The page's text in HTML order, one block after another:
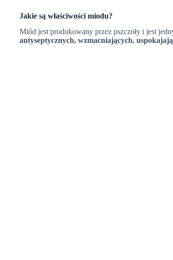
Jakie są właściwości miodu?
Miód jest produkowany przez pszczoły i jest
antyseptycznych, wzmacniających,